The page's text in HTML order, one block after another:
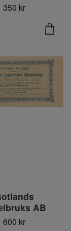
350 kr
AB
600 kr